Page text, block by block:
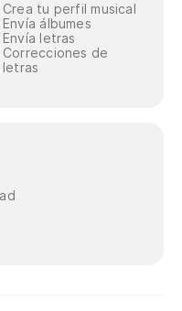
Crea tu perfil musical
Envía álbumes
Envía letras
Correcciones de
letras